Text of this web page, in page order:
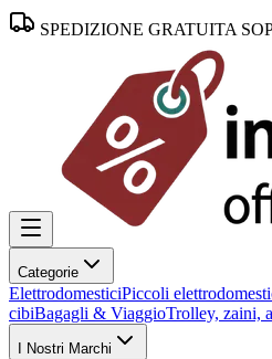
SPEDIZIONE GRATUITA
Categorie
ElettrodomesticiPiccoli
cibiBagagli & ViaggioTrolley, zaini,
I Nostri Marchi